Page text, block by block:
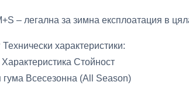
– легална за зимна експлоатация в
Технически характеристики:
Характеристика Стойност
гума Всесезонна (All Season)